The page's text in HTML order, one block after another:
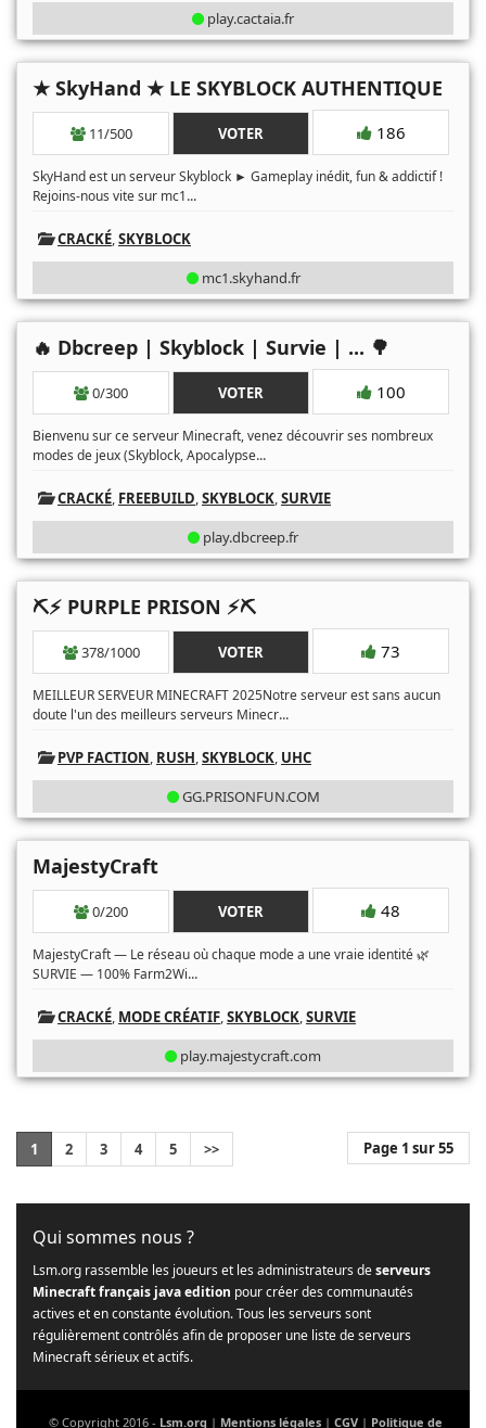
play.cactaia.fr
★ SkyHand ★ LE SKYBLOCK AUTHENTIQUE
11/500 VOTER 186
SkyHand est un serveur Skyblock ► Gameplay inédit, fun & addictif !
Rejoins-nous vite sur mc1...
CRACKÉ,SKYBLOCK
mc1.skyhand.fr
🔥 Dbcreep | Skyblock | Survie | ... 🌳
0/300 VOTER 100
Bienvenu sur ce serveur Minecraft, venez découvrir ses nombreux
modes de jeux (Skyblock, Apocalypse...
CRACKÉ, FREEBUILD,SKYBLOCK,SURVIE
play.dbcreep.fr
⛏️⚡ PURPLE PRISON ⚡⛏️
378/1000 VOTER 73
MEILLEUR SERVEUR MINECRAFT 2025Notre serveur est sans aucun
doute l'un des meilleurs serveurs Minecr...
PVP FACTION, RUSH,SKYBLOCK, UHC
GG.PRISONFUN.COM
MajestyCraft
0/200 VOTER 48
MajestyCraft — Le réseau où chaque mode a une vraie identité 🌿
SURVIE — 100% Farm2Wi...
CRACKÉ, MODE CRÉATIF,SKYBLOCK,SURVIE
play.majestycraft.com
1 2 3 4 5 >> Page 1 sur 55
Qui sommes nous ?
Lsm.org rassemble les joueurs et les administrateurs deserveurs
Minecraft français java edition pour créer des communautés
actives et en constante évolution. Tous les serveurs sont
régulièrement contrôlés afin de proposer une liste de serveurs
Minecraft sérieux et actifs.
© Copyright 2016 - Lsm.org | Mentions légales | CGV | Politique de